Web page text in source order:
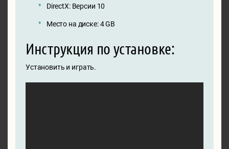
DirectX: Версии 10
Место на диске: 4 GB
Инструкция по установке:
Установить и играть.